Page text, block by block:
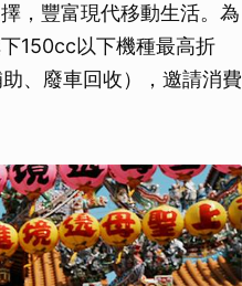
，豐富現代移動生活。為
150cc以下機種最高折
、廢車回收），邀請消費